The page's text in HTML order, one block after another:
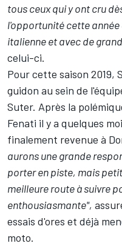
tous ceux qui y ont cru
l'opportunité cette
italienne et avec de
celui-ci.
Pour cette saison 2019,
guidon au sein de
Suter. Après la
Fenati il y a quelques
finalement revenue à
aurons une grande
porter en piste, mais
meilleure route à suivre
enthousiasmante",
essais d'ores et déjà
moto.